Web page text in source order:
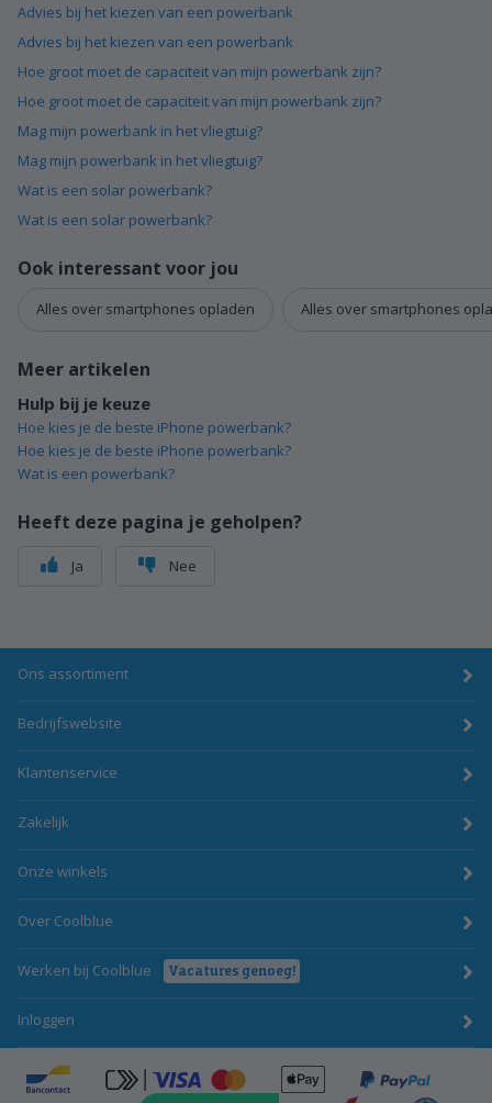
Advies bij het kiezen van een powerbank
Advies bij het kiezen van een powerbank
Hoe groot moet de capaciteit van mijn powerbank zijn?
Hoe groot moet de capaciteit van mijn powerbank zijn?
Mag mijn powerbank in het vliegtuig?
Mag mijn powerbank in het vliegtuig?
Wat is een solar powerbank?
Wat is een solar powerbank?
Ook interessant voor jou
Alles over smartphones opladen Alles over smartphones
Meer artikelen
Hulp bij je keuze
Hoe kies je de beste iPhone powerbank?
Hoe kies je de beste iPhone powerbank?
Wat is een powerbank?
Heeft deze pagina je geholpen?
Ja Nee
Ons assortiment
Bedrijfswebsite
Klantenservice
Zakelijk
Onze winkels
Over Coolblue
Werken bij Coolblue Vacatures genoeg!
Inloggen
Bancontact click-to-pay-credit-card-visa
ApplePay
PayPal